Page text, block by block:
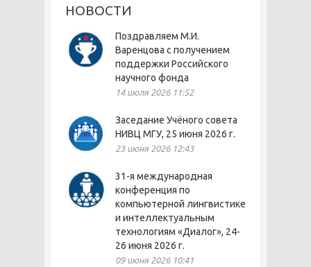
НОВОСТИ
Поздравляем М.И.
Варенцова с получением
поддержки Российского
научного фонда
14 июля 2026 11:52
Заседание Учёного совета
НИВЦ МГУ, 25 июня 2026 г.
23 июня 2026 12:43
31-я международная
конференция по
компьютерной лингвистике
и интеллектуальным
технологиям «Диалог», 24-
26 июня 2026 г.
09 июня 2026 10:41